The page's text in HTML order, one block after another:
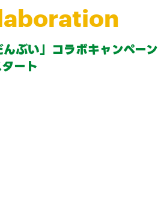
んぶい」コラボキャンペーン
ート